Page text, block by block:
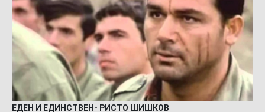
ЕДЕН И ЕДИНСТВЕН- РИСТО ШИШКОВ